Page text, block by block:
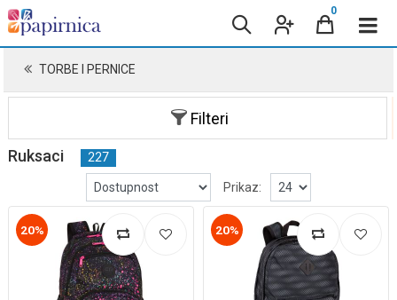
0
TORBE I PERNICE
Filteri
Ruksaci 227
Prikaz:
20% 20%